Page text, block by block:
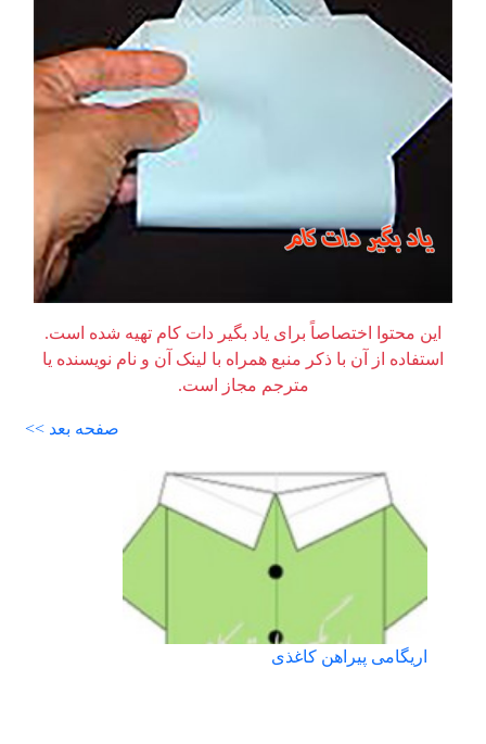
این محتوا اختصاصاً برای یاد بگیر دات کام تهیه شده است.
استفاده از آن با ذکر منبع همراه با لینک آن و نام نویسنده یا
مترجم مجاز است.
صفحه بعد >>
اریگامی پیراهن کاغذی